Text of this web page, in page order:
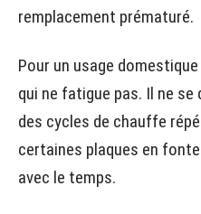
remplacement prématuré.
Pour un usage
qui ne fatigue pas. Il ne
des cycles de chauffe
certaines plaques en
avec le temps.